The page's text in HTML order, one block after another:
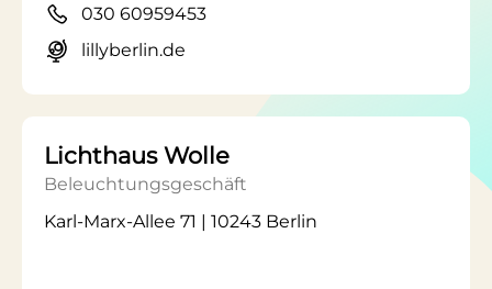
030 60959453
lillyberlin.de
Lichthaus Wolle
Beleuchtungsgeschäft
Karl-Marx-Allee 71 | 10243 Berlin